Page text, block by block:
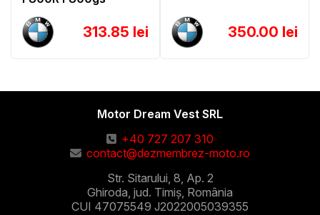
313.85 lei 350.00 lei
Motor Dream Vest SRL
+40 727 207 310
contact@dezmembrez-moto.ro
Str. Sitarului, 8, Ap. 2
Ghiroda, jud. Timiș, România
CUI 47075549 J2022005039355